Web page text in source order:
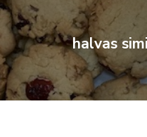
halvas